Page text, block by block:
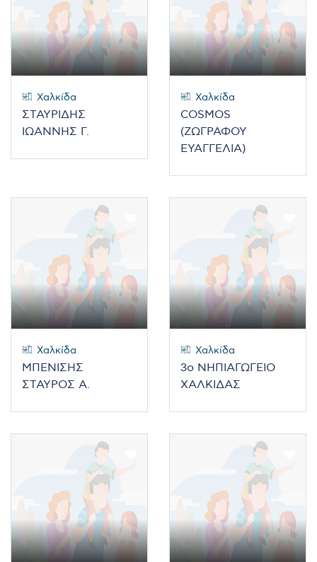
Χαλκίδα
ΣΤΑΥΡΙΔΗΣ
ΙΩΑΝΝΗΣ Γ.
Χαλκίδα
COSMOS
(ΖΩΓΡΑΦΟΥ
ΕΥΑΓΓΕΛΙΑ)
Χαλκίδα
ΜΠΕΝΙΣΗΣ
ΣΤΑΥΡΟΣ Α.
Χαλκίδα
3ο ΝΗΠΙΑΓΩΓΕΙΟ
ΧΑΛΚΙΔΑΣ